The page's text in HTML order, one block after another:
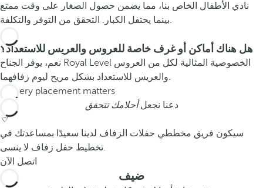
نادي الأطفال الخاص بنا، مما يضمن حصول الصغار على وقت ممتع
بينما يحتفل الكبار. التحقق من التوفر والتكلفة.
هل هناك أماكن أو غرف خاصة للعروس والعريس للاستعداد؟
نعم، يوفر الجناح Royal Level الخصوصية المثالية لكل من العروس
والعريس للاستعداد بشكل مريح ليوم زفافهما.
دعنا نجعلأحلامك تتحقق
سيكون فريق مخططي حفلات الزفاف لدينا سعيدًا بمساعدتك في
تخطيط حفل زفاف لا ينسى.
اتصل الآن
ضيف